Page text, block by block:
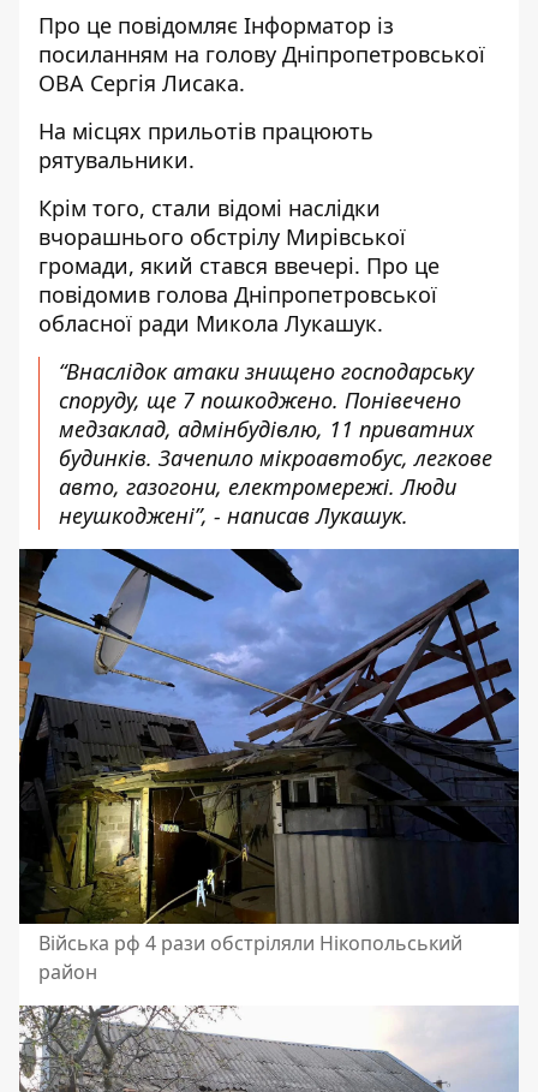
Про це повідомляє Інформатор із
посиланням на голову Дніпропетровської
ОВА Сергія Лисака.
На місцях прильотів працюють
рятувальники.
Крім того, стали відомі наслідки
вчорашнього обстрілу Мирівської
громади, який стався ввечері. Про це
повідомив голова Дніпропетровської
обласної ради Микола Лукашук.
“Внаслідок атаки знищено господарську
споруду, ще 7 пошкоджено. Понівечено
медзаклад, адмінбудівлю, 11 приватних
будинків. Зачепило мікроавтобус, легкове
авто, газогони, електромережі. Люди
неушкоджені”, - написав Лукашук.
Війська рф 4 рази обстріляли Нікопольський
район